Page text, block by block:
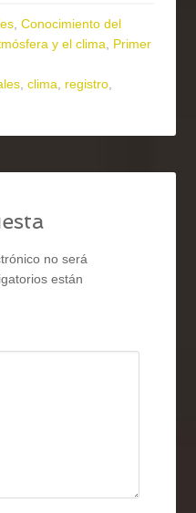
,Conocimiento del
y el clima, Primer
,clima, registro,
no será
están